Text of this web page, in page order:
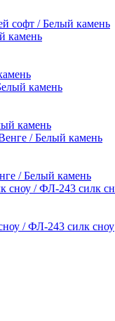
софт / Белый камень
камень
/ Белый камень
/ ФЛ-243 силк сноу